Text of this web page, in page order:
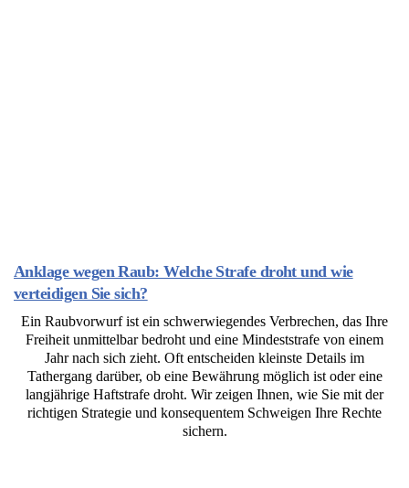
Anklage wegen Raub: Welche Strafe droht und wie
verteidigen Sie sich?
Ein Raubvorwurf ist ein schwerwiegendes Verbrechen, das Ihre
Freiheit unmittelbar bedroht und eine Mindeststrafe von einem
Jahr nach sich zieht. Oft entscheiden kleinste Details im
Tathergang darüber, ob eine Bewährung möglich ist oder eine
langjährige Haftstrafe droht. Wir zeigen Ihnen, wie Sie mit der
richtigen Strategie und konsequentem Schweigen Ihre Rechte
sichern.